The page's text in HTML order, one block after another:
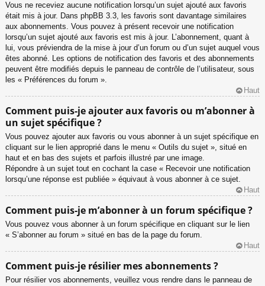
Vous ne receviez aucune notification lorsqu’un sujet ajouté aux favoris
était mis à jour. Dans phpBB 3.3, les favoris sont davantage similaires
aux abonnements. Vous pouvez à présent recevoir une notification
lorsqu’un sujet ajouté aux favoris est mis à jour. L’abonnement, quant à
lui, vous préviendra de la mise à jour d’un forum ou d’un sujet auquel vous
êtes abonné. Les options de notification des favoris et des abonnements
peuvent être modifiés depuis le panneau de contrôle de l’utilisateur, sous
les « Préférences du forum ».
Haut
Comment puis-je ajouter aux favoris ou m’abonner à
un sujet spécifique ?
Vous pouvez ajouter aux favoris ou vous abonner à un sujet spécifique en
cliquant sur le lien approprié dans le menu « Outils du sujet », situé en
haut et en bas des sujets et parfois illustré par une image.
Répondre à un sujet tout en cochant la case « Recevoir une notification
lorsqu’une réponse est publiée » équivaut à vous abonner à ce sujet.
Haut
Comment puis-je m’abonner à un forum spécifique ?
Vous pouvez vous abonner à un forum spécifique en cliquant sur le lien
« S’abonner au forum » situé en bas de la page du forum.
Haut
Comment puis-je résilier mes abonnements ?
Pour résilier vos abonnements, veuillez vous rendre dans le panneau de